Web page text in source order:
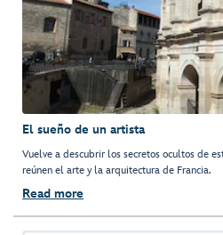
El sueño de un artista
Vuelve a descubrir los secretos ocultos de
reúnen el arte y la arquitectura de Francia.
Read more